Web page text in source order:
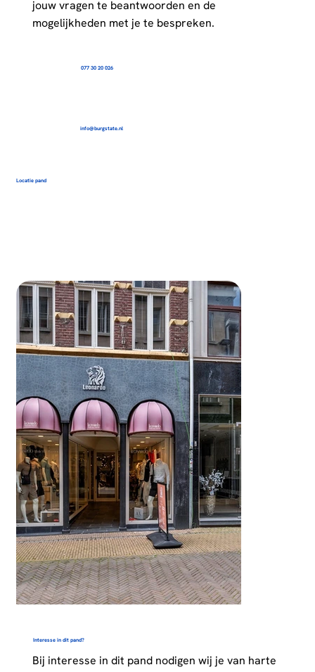
jouw vragen te beantwoorden en de
mogelijkheden met je te bespreken.
077 30 20 026
info@burgstate.nl
Locatie pand
Interesse in dit pand?
Bij interesse in dit pand nodigen wij je van harte